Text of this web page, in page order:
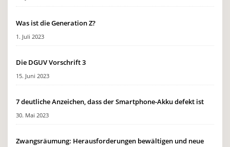
Was ist die Generation Z?
1. Juli 2023
Die DGUV Vorschrift 3
15. Juni 2023
7 deutliche Anzeichen, dass der Smartphone-Akku defekt ist
30. Mai 2023
Zwangsräumung: Herausforderungen bewältigen und neue